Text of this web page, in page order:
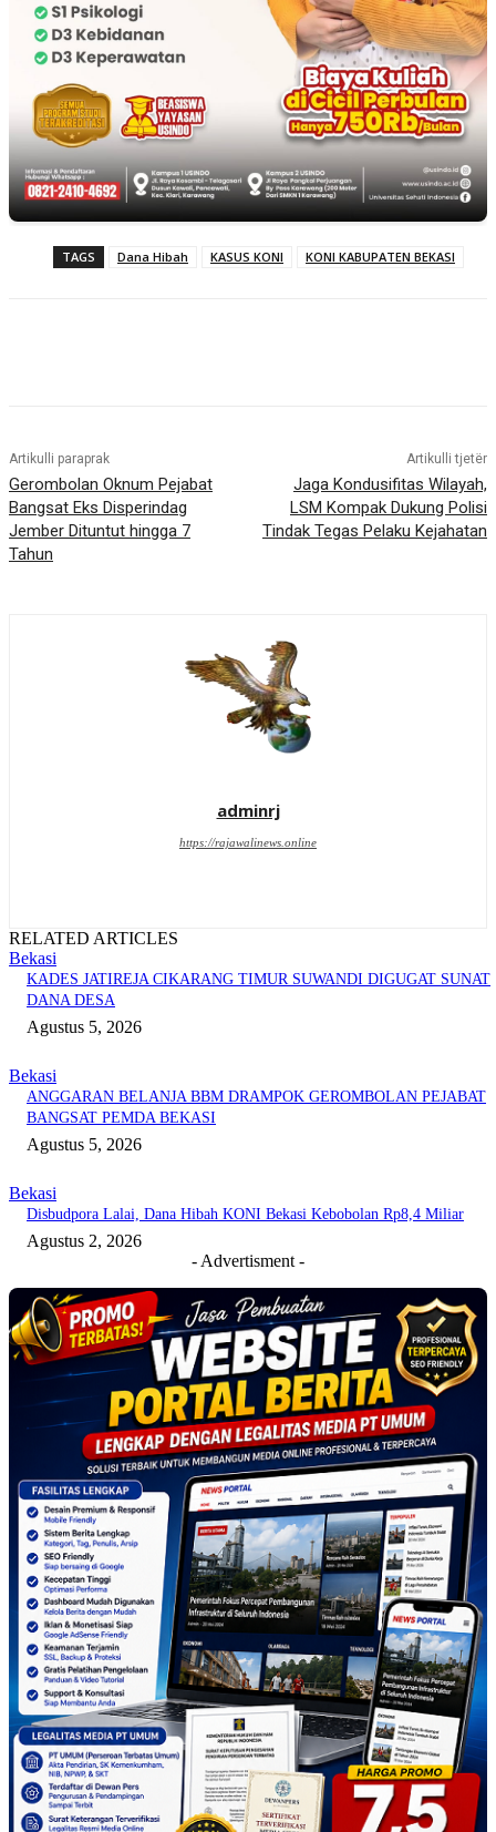
TAGS Dana Hibah KASUS KONI KONI KABUPATEN BEKASI
Artikulli paraprak
Gerombolan Oknum Pejabat
Bangsat Eks Disperindag
Jember Dituntut hingga 7
Tahun
Artikulli tjetër
Jaga Kondusifitas Wilayah,
LSM Kompak Dukung Polisi
Tindak Tegas Pelaku Kejahatan
adminrj
https://rajawalinews.online
RELATED ARTICLES
Bekasi
KADES JATIREJA CIKARANG TIMUR SUWANDI DIGUGAT SUNAT
DANA DESA
Agustus 5, 2026
Bekasi
ANGGARAN BELANJA BBM DRAMPOK GEROMBOLAN PEJABAT
BANGSAT PEMDA BEKASI
Agustus 5, 2026
Bekasi
Disbudpora Lalai, Dana Hibah KONI Bekasi Kebobolan Rp8,4 Miliar
Agustus 2, 2026
- Advertisment -